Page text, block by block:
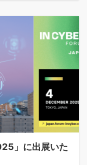
」に出展いた